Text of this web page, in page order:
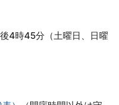
4時45分（土曜日、日曜